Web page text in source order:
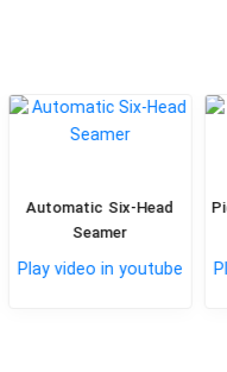
Automatic Six-Head
Seamer
Play video in youtube